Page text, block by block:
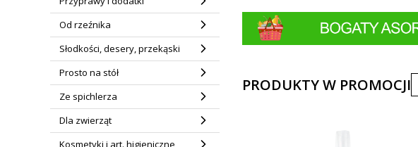
Od rzeźnika
Słodkości, desery, przekąski
Prosto na stół
Ze spichlerza
Dla zwierząt
Kosmetyki i art. higieniczne
PRODUKTY W PROMOCJI